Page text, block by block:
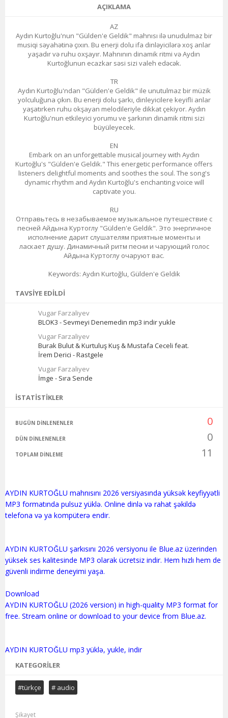
AÇIKLAMA
AZ
Aydın Kurtoğlu'nun "Gülden'e Geldik" mahnısı ilə unudulmaz bir
musiqi səyahətinə çıxın. Bu enerji dolu ifa dinləyicilərə xoş anlar
yaşadır və ruhu oxşayır. Mahnının dinamik ritmi və Aydın
Kurtoğlunun ecazkar səsi sizi valeh edəcək.
TR
Aydın Kurtoğlu'ndan "Gülden'e Geldik" ile unutulmaz bir müzik
yolculuğuna çıkın. Bu enerji dolu şarkı, dinleyicilere keyifli anlar
yaşatırken ruhu okşayan melodileriyle dikkat çekiyor. Aydın
Kurtoğlu'nun etkileyici yorumu ve şarkının dinamik ritmi sizi
büyüleyecek.
EN
Embark on an unforgettable musical journey with Aydın
Kurtoğlu's "Gülden'e Geldik." This energetic performance offers
listeners delightful moments and soothes the soul. The song's
dynamic rhythm and Aydın Kurtoğlu's enchanting voice will
captivate you.
RU
Отправьтесь в незабываемое музыкальное путешествие с
песней Айдына Куртоглу "Gülden'e Geldik". Это энергичное
исполнение дарит слушателям приятные моменты и
ласкает душу. Динамичный ритм песни и чарующий голос
Айдына Куртоглу очаруют вас.
Keywords: Aydın Kurtoğlu, Gülden'e Geldik
TAVSIYE EDILDI
Vugar Farzaliyev
BLOK3 - Sevmeyi Denemedin mp3 indir yukle
Vugar Farzaliyev
Burak Bulut & Kurtuluş Kuş & Mustafa Ceceli feat.
İrem Derici - Rastgele
Vugar Farzaliyev
İmge - Sıra Sende
İSTATISTIKLER
BUGÜN DINLENENLER 0
DÜN DINLENENLER 0
TOPLAM DINLEME 11
AYDIN KURTOĞLU mahnısını 2026 versiyasında yüksək keyfiyyətli
MP3 formatında pulsuz yüklə. Online dinlə və rahat şəkildə
telefona və ya kompüterə endir.
AYDIN KURTOĞLU şarkısını 2026 versiyonu ile Blue.az üzerinden
yüksek ses kalitesinde MP3 olarak ücretsiz indir. Hem hızlı hem de
güvenli indirme deneyimi yaşa.
Download
AYDIN KURTOĞLU (2026 version) in high-quality MP3 format for
free. Stream online or download to your device from Blue.az.
KATEGORILER
#türkçe # audio
Şikayet